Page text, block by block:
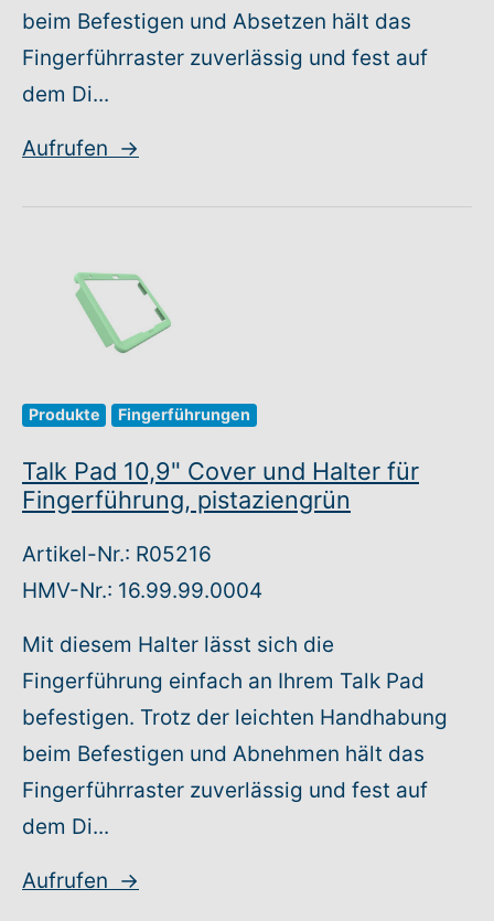
beim Befestigen und Absetzen hält das
Fingerführraster zuverlässig und fest auf
dem Di...
Aufrufen →
Produkte Fingerführungen
Talk Pad 10,9" Cover und Halter für
Fingerführung, pistaziengrün
Artikel-Nr.: R05216
HMV-Nr.: 16.99.99.0004
Mit diesem Halter lässt sich die
Fingerführung einfach an Ihrem Talk Pad
befestigen. Trotz der leichten Handhabung
beim Befestigen und Abnehmen hält das
Fingerführraster zuverlässig und fest auf
dem Di...
Aufrufen →